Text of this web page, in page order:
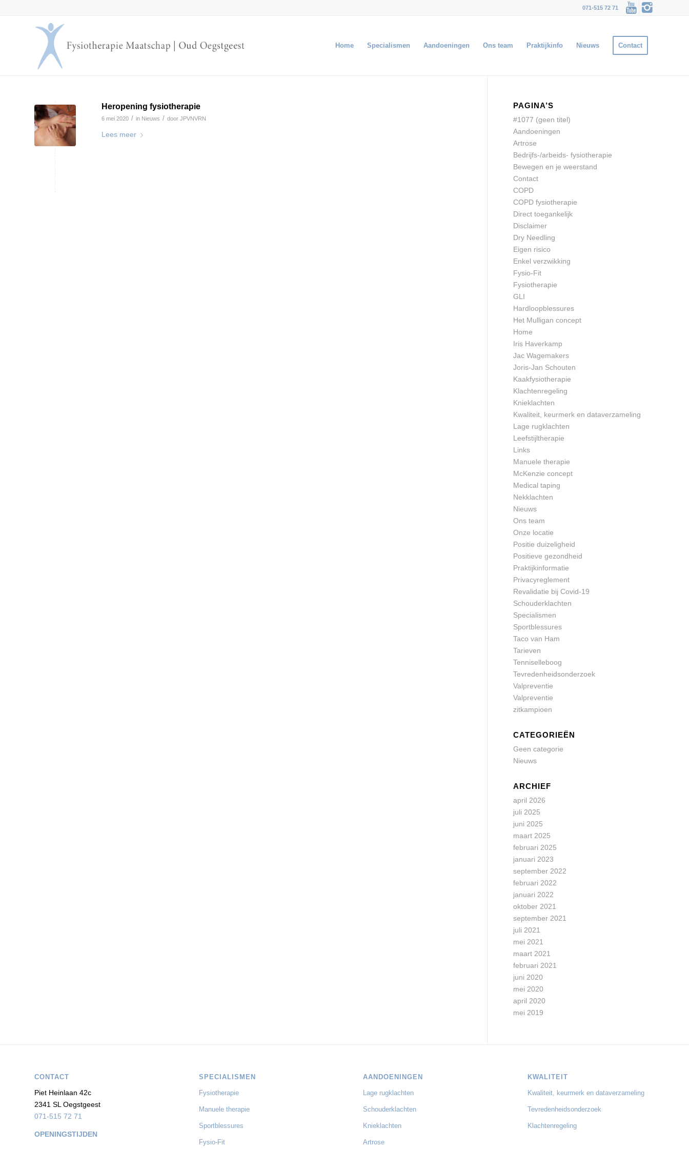
071-515 72 71
Home Specialismen Aandoeningen Ons team Praktijkinfo Nieuws Contact
Heropening fysiotherapie
6 mei 2020 / in Nieuws / door JPVNVRN
Lees meer
PAGINA’S
#1077 (geen titel)
Aandoeningen
Artrose
Bedrijfs-/arbeids- fysiotherapie
Bewegen en je weerstand
Contact
COPD
COPD fysiotherapie
Direct toegankelijk
Disclaimer
Dry Needling
Eigen risico
Enkel verzwikking
Fysio-Fit
Fysiotherapie
GLI
Hardloopblessures
Het Mulligan concept
Home
Iris Haverkamp
Jac Wagemakers
Joris-Jan Schouten
Kaakfysiotherapie
Klachtenregeling
Knieklachten
Kwaliteit, keurmerk en dataverzameling
Lage rugklachten
Leefstijltherapie
Links
Manuele therapie
McKenzie concept
Medical taping
Nekklachten
Nieuws
Ons team
Onze locatie
Positie duizeligheid
Positieve gezondheid
Praktijkinformatie
Privacyreglement
Revalidatie bij Covid-19
Schouderklachten
Specialismen
Sportblessures
Taco van Ham
Tarieven
Tenniselleboog
Tevredenheidsonderzoek
Valpreventie
Valpreventie
zitkampioen
CATEGORIEËN
Geen categorie
Nieuws
ARCHIEF
april 2026
juli 2025
juni 2025
maart 2025
februari 2025
januari 2023
september 2022
februari 2022
januari 2022
oktober 2021
september 2021
juli 2021
mei 2021
maart 2021
februari 2021
juni 2020
mei 2020
april 2020
mei 2019
CONTACT
Piet Heinlaan 42c
2341 SL Oegstgeest
071-515 72 71
OPENINGSTIJDEN
SPECIALISMEN
Fysiotherapie
Manuele therapie
Sportblessures
Fysio-Fit
AANDOENINGEN
Lage rugklachten
Schouderklachten
Knieklachten
Artrose
KWALITEIT
Kwaliteit, keurmerk en dataverzameling
Tevredenheidsonderzoek
Klachtenregeling